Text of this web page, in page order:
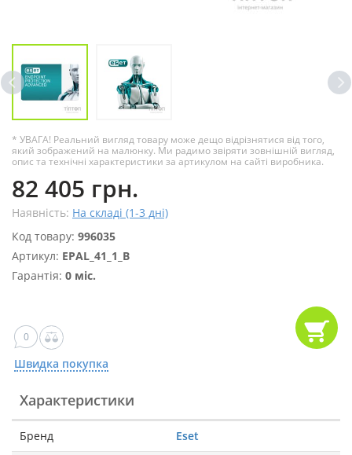
* УВАГА! Реальний вигляд товару може дещо відрізнятися від того,
який зображений на малюнку. Ми радимо звіряти зовнішній вигляд,
опис та технічні характеристики за артикулом на сайті виробника.
82 405 грн.
Наявність: На складі (1-3 дні)
Код товару: 996035
Артикул: EPAL_41_1_B
Гарантія: 0 міс.
0
Швидка покупка
Характеристики
Бренд Eset